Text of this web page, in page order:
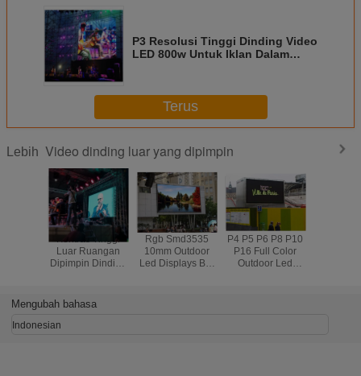
P3 Resolusi Tinggi Dinding Video
LED 800w Untuk Iklan Dalam
Terus
Lebih Video dinding luar yang dipimpin
Kontras Tinggi
Luar Ruangan
Dipimpin Dinding
Penuh Warna
Dipimpin Layar
Rgb Smd3535
10mm Outdoor
Led Displays Big
P4 P5 P6 P8 P10
P16 Full Color
Outdoor Led
Mengubah bahasa
Indonesian